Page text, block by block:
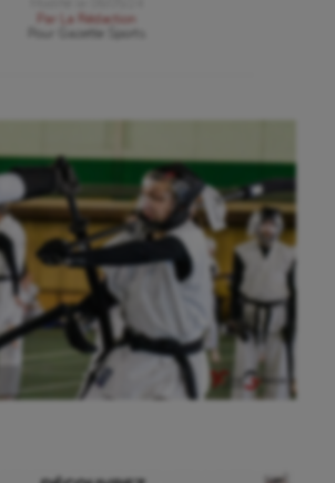
Par
La Rédaction
Gazette Sports